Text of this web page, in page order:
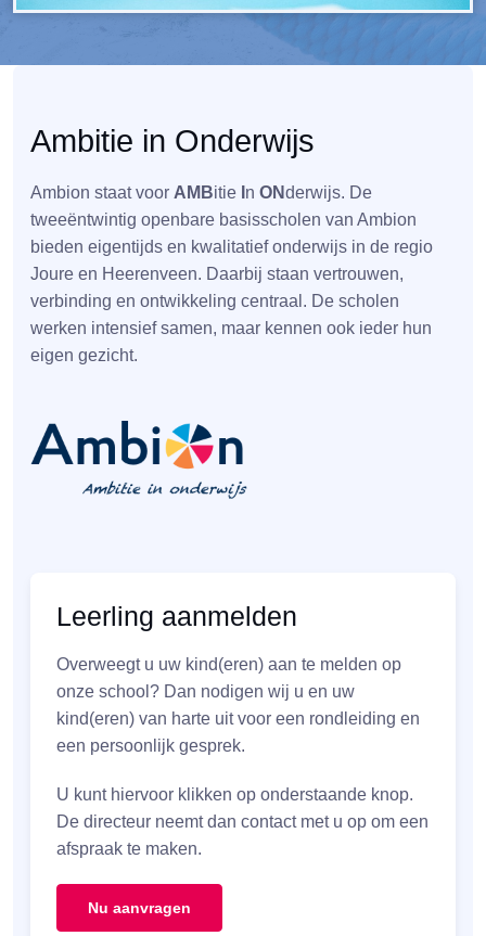
Ambitie in Onderwijs
Ambion staat voor AMBitie n ONderwijs. De
tweeëntwintig openbare basisscholen van Ambion
bieden eigentijds en kwalitatief onderwijs in de regio
Joure en Heerenveen. Daarbij staan vertrouwen,
verbinding en ontwikkeling centraal. De scholen
werken intensief samen, maar kennen ook ieder hun
eigen gezicht.
Leerling aanmelden
Overweegt u uw kind(eren) aan te melden op
onze school? Dan nodigen wij u en uw
kind(eren) van harte uit voor een rondleiding en
een persoonlijk gesprek.
U kunt hiervoor klikken op onderstaande knop.
De directeur neemt dan contact met u op om een
afspraak te maken.
Nu aanvragen